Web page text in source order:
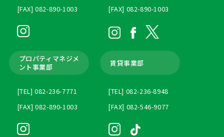
[FAX] 082-890-1003
[FAX] 082-890-1003
プロパティマネジメ
ント事業部
[TEL] 082-236-7771
[FAX] 082-890-1003
賃貸事業部
[TEL] 082-236-8948
[FAX] 082-546-9077